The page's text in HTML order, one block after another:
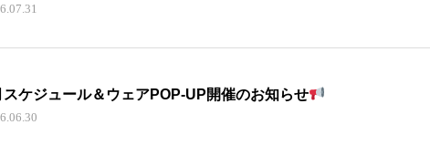
スケジュール＆ウェアPOP-UP開催のお知らせ